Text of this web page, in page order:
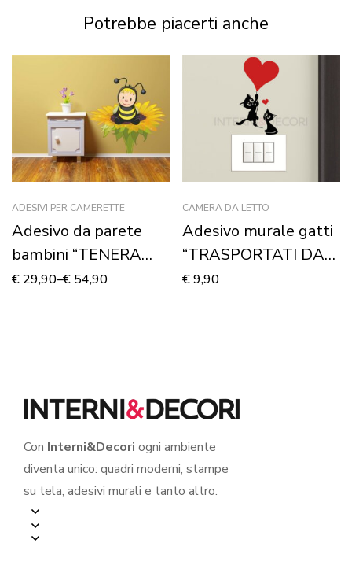
murale
Potrebbe piacerti anche
ADESIVI PER CAMERETTE
Adesivo da parete
bambini “TENERA
APE SU UN FIORE” –
€ 29,90–€ 54,90
CAMERA DA LETTO
Adesivo murale gatti
“TRASPORTATI DAL
CUORE” – Mini sticker
€9,90
Con Interni&Decori ogni ambiente
diventa unico: quadri moderni, stampe
su tela, adesivi murali e tanto altro.